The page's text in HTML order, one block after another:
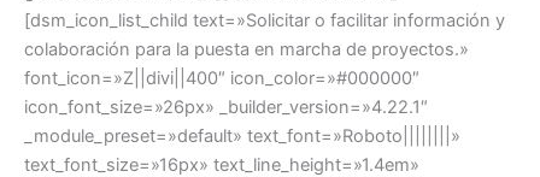
[dsm_icon_list_child text=»Solicitar o facilitar información y
colaboración para la puesta en marcha de proyectos.»
font_icon=»Z||divi||400″ icon_color=»#000000″
icon_font_size=»26px» _builder_version=»4.22.1″
_module_preset=»default» text_font=»Roboto||||||||»
text_font_size=»16px» text_line_height=»1.4em»